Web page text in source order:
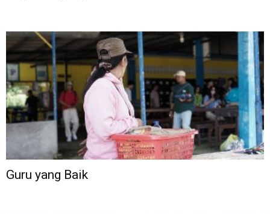
Guru yang Baik